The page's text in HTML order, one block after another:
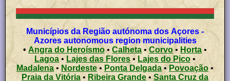
Municípios da Região autónoma dos Açores -
Azores autonomous region municipalities
• Angra do Heroísmo• Calheta • Corvo • Horta •
Lagoa • Lajes das Flores• Lajes do Pico •
Madalena • Nordeste • Ponta Delgada •Povoação •
Praia da Vitória • Ribeira Grande • Santa Cruz da